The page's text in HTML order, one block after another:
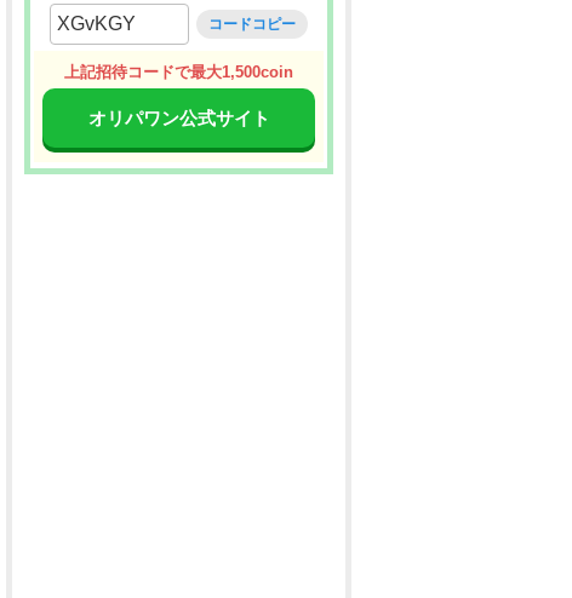
XGvKGY コードコピー
上記招待コードで最大1,500coin
オリパワン公式サイト